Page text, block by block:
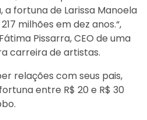
a fortuna de Larissa Manoela
milhões em dez anos.“,
Pissarra, CEO de uma
carreira de artistas.
relações com seus pais,
entre R$ 20 e R$ 30